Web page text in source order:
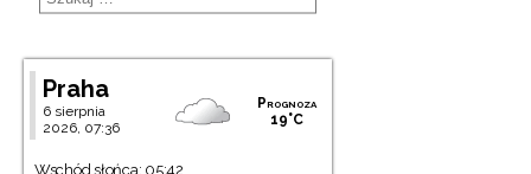
Praha
6 sierpnia
2026, 07:36
Prognoza
19°C
Wschód słońca: 05:42